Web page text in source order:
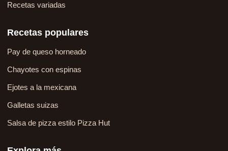
Recetas variadas
Recetas populares
Pay de queso horneado
Chayotes con espinas
Ejotes a la mexicana
Galletas suizas
Salsa de pizza estilo Pizza Hut